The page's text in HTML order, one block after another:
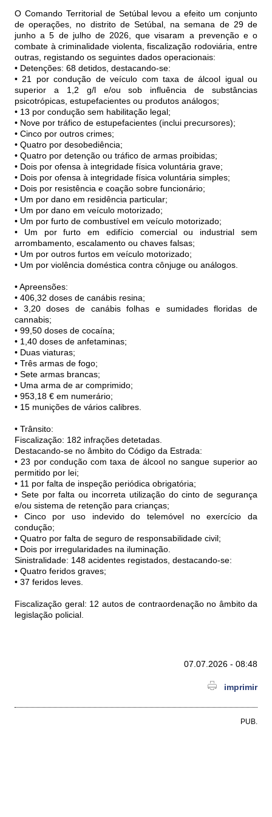
O Comando Territorial de Setúbal levou a efeito um conjunto
de operações, no distrito de Setúbal, na semana de 29 de
junho a 5 de julho de 2026, que visaram a prevenção e o
combate à criminalidade violenta, fiscalização rodoviária, entre
outras, registando os seguintes dados operacionais:
• Detenções: 68 detidos, destacando-se:
• 21 por condução de veículo com taxa de álcool igual ou
superior a 1,2 g/l e/ou sob influência de substâncias
psicotrópicas, estupefacientes ou produtos análogos;
• 13 por condução sem habilitação legal;
• Nove por tráfico de estupefacientes (inclui precursores);
• Cinco por outros crimes;
• Quatro por desobediência;
• Quatro por detenção ou tráfico de armas proibidas;
• Dois por ofensa à integridade física voluntária grave;
• Dois por ofensa à integridade física voluntária simples;
• Dois por resistência e coação sobre funcionário;
• Um por dano em residência particular;
• Um por dano em veículo motorizado;
• Um por furto de combustível em veículo motorizado;
• Um por furto em edifício comercial ou industrial sem
arrombamento, escalamento ou chaves falsas;
• Um por outros furtos em veículo motorizado;
• Um por violência doméstica contra cônjuge ou análogos.
• Apreensões:
• 406,32 doses de canábis resina;
• 3,20 doses de canábis folhas e sumidades floridas de
cannabis;
• 99,50 doses de cocaína;
• 1,40 doses de anfetaminas;
• Duas viaturas;
• Três armas de fogo;
• Sete armas brancas;
• Uma arma de ar comprimido;
• 953,18 € em numerário;
• 15 munições de vários calibres.
• Trânsito:
Fiscalização: 182 infrações detetadas.
Destacando-se no âmbito do Código da Estrada:
• 23 por condução com taxa de álcool no sangue superior ao
permitido por lei;
• 11 por falta de inspeção periódica obrigatória;
• Sete por falta ou incorreta utilização do cinto de segurança
e/ou sistema de retenção para crianças;
• Cinco por uso indevido do telemóvel no exercício da
condução;
• Quatro por falta de seguro de responsabilidade civil;
• Dois por irregularidades na iluminação.
Sinistralidade: 148 acidentes registados, destacando-se:
• Quatro feridos graves;
• 37 feridos leves.
Fiscalização geral: 12 autos de contraordenação no âmbito da
legislação policial.
07.07.2026 - 08:48
imprimir
PUB.